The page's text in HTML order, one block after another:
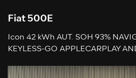
Fiat 500E
Icon 42 kWh AUT. SOH 93%
KEYLESS-GO APPLECARPLAY